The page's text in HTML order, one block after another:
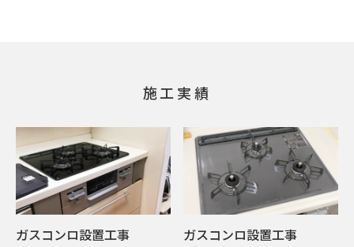
施工実績
ガスコンロ設置工事 ガスコンロ設置工事